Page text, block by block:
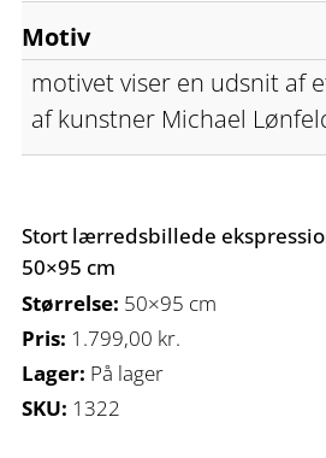
Motiv
motivet viser en udsnit af
af kunstner Michael
Stort lærredsbillede
50×95 cm
Størrelse: 50×95 cm
Pris: 1.799,00 kr.
Lager: På lager
SKU: 1322